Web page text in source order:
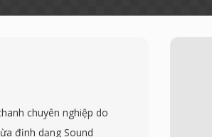
chuyên nghiệp do
định dạng Sound